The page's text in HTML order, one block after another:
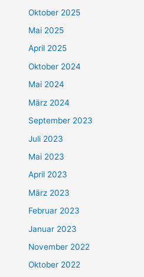
Oktober 2025
Mai 2025
April 2025
Oktober 2024
Mai 2024
März 2024
September 2023
Juli 2023
Mai 2023
April 2023
März 2023
Februar 2023
Januar 2023
November 2022
Oktober 2022